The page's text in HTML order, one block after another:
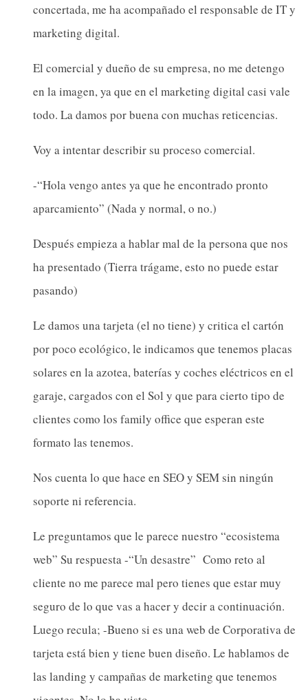
concertada, me ha acompañado el responsable de IT y
marketing digital.
El comercial y dueño de su empresa, no me detengo
en la imagen, ya que en el marketing digital casi vale
todo. La damos por buena con muchas reticencias.
Voy a intentar describir su proceso comercial.
-“Hola vengo antes ya que he encontrado pronto
aparcamiento” (Nada y normal, o no.)
Después empieza a hablar mal de la persona que nos
ha presentado (Tierra trágame, esto no puede estar
pasando)
Le damos una tarjeta (el no tiene) y critica el cartón
por poco ecológico, le indicamos que tenemos placas
solares en la azotea, baterías y coches eléctricos en el
garaje, cargados con el Sol y que para cierto tipo de
clientes como los family office que esperan este
formato las tenemos.
Nos cuenta lo que hace en SEO y SEM sin ningún
soporte ni referencia.
Le preguntamos que le parece nuestro “ecosistema
web” Su respuesta -“Un desastre” Como reto al
cliente no me parece mal pero tienes que estar muy
seguro de lo que vas a hacer y decir a continuación.
Luego recula; -Bueno si es una web de Corporativa de
tarjeta está bien y tiene buen diseño. Le hablamos de
las landing y campañas de marketing que tenemos